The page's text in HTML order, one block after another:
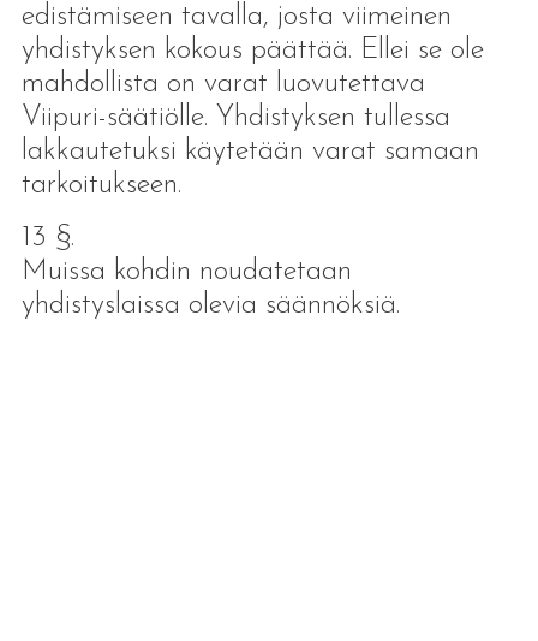
edistämiseen tavalla, josta viimeinen
yhdistyksen kokous päättää. Ellei se ole
mahdollista on varat luovutettava
Viipuri-säätiölle. Yhdistyksen tullessa
lakkautetuksi käytetään varat samaan
tarkoitukseen.
13 §.
Muissa kohdin noudatetaan
yhdistyslaissa olevia säännöksiä.